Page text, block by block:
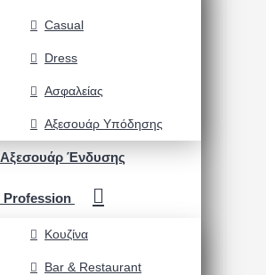
Casual
Dress
Ασφαλείας
Αξεσουάρ Υπόδησης
Αξεσουάρ Ένδυσης
Profession
Κουζίνα
Bar & Restaurant